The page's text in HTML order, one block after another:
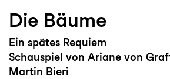
Die Bäume
Ein spätes Requiem
Schauspiel von Ariane von
Martin Bieri